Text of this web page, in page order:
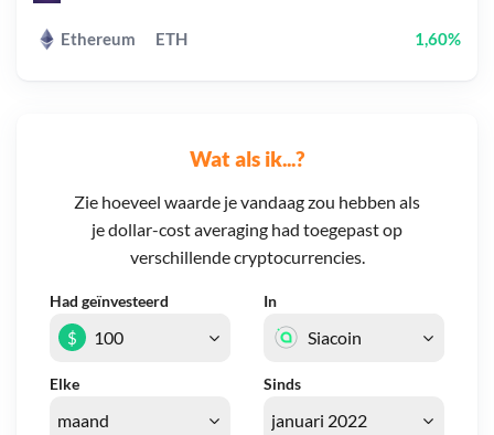
Wat als ik...?
Zie hoeveel waarde je vandaag zou hebben als
je dollar-cost averaging had toegepast op
verschillende cryptocurrencies.
Had geïnvesteerd In
Elke Sinds
$
Ethereum ETH 1,60%